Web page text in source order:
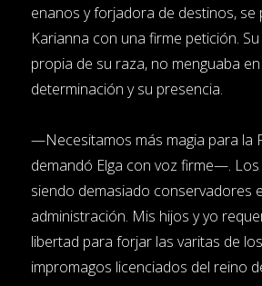
enanos y forjadora de destinos, se
Karianna con una firme petición.
propia de su raza, no menguaba
determinación y su presencia.
—Necesitamos más magia para la
demandó Elga con voz firme—.
siendo demasiado conservadores
administración. Mis hijos y yo
libertad para forjar las varitas de
impromagos licenciados del reino